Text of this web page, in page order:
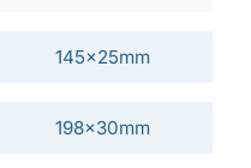
145x25mm
198x30mm